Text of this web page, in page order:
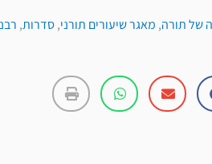
של תורה, מאגר שיעורים תורני,סדרות,